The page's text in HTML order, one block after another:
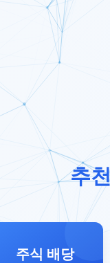
추
주식 배당